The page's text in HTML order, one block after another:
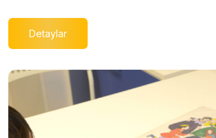
Detaylar